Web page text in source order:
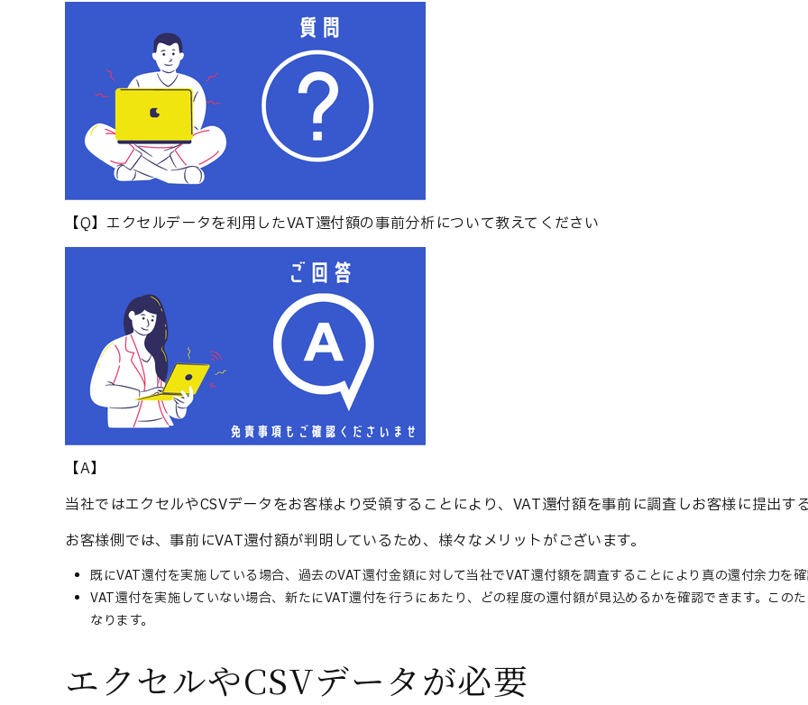
【Q】エクセルデータを利用したVAT還付額の事前分析について教えてください
【A】
当社ではエクセルやCSVデータをお客様より受領することにより、VAT還付額を事前に調査しお客様に提出す
お客様側では、事前にVAT還付額が判明しているため、様々なメリットがございます。
既にVAT還付を実施している場合、過去のVAT還付金額に対して当社でVAT還付額を調査することにより真の還付余力を確
VAT還付を実施していない場合、新たにVAT還付を行うにあたり、どの程度の還付額が見込めるかを確認できます。この
なります。
エクセルやCSVデータが必要